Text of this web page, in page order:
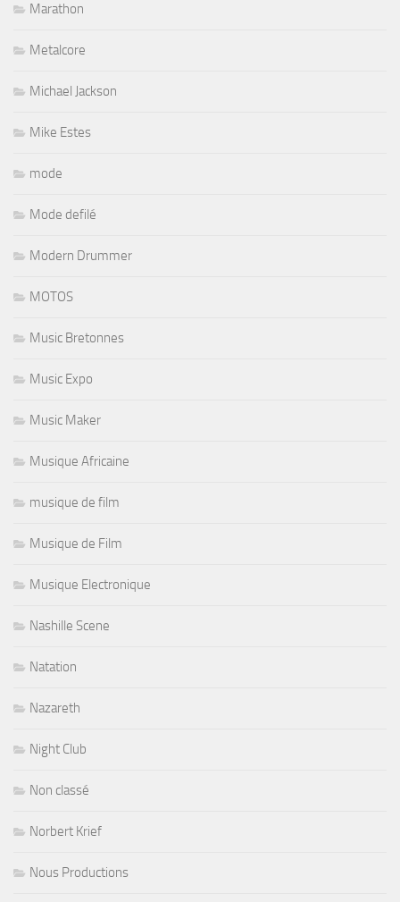
Marathon
Metalcore
Michael Jackson
Mike Estes
mode
Mode defilé
Modern Drummer
MOTOS
Music Bretonnes
Music Expo
Music Maker
Musique Africaine
musique de film
Musique de Film
Musique Electronique
Nashille Scene
Natation
Nazareth
Night Club
Non classé
Norbert Krief
Nous Productions